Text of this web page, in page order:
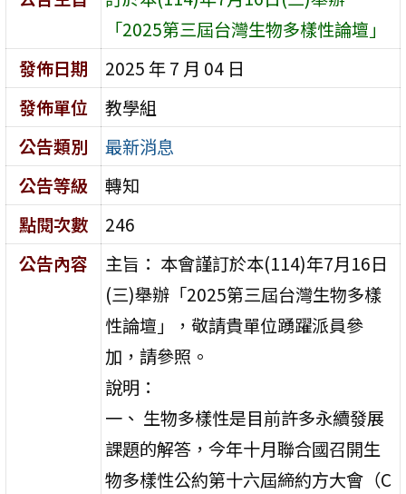
「2025第三屆台灣生物多樣性論壇」
發佈日期
2025 年 7 月 04 日
發佈單位
教學組
公告類別
最新消息
公告等級
轉知
點閱次數
246
公告內容
主旨： 本會謹訂於本(114)年7月16日
(三)舉辦「2025第三屆台灣生物多樣
性論壇」，敬請貴單位踴躍派員參
加，請參照。
說明：
一、 生物多樣性是目前許多永續發展
課題的解答，今年十月聯合國召開生
物多樣性公約第十六屆締約方大會（C